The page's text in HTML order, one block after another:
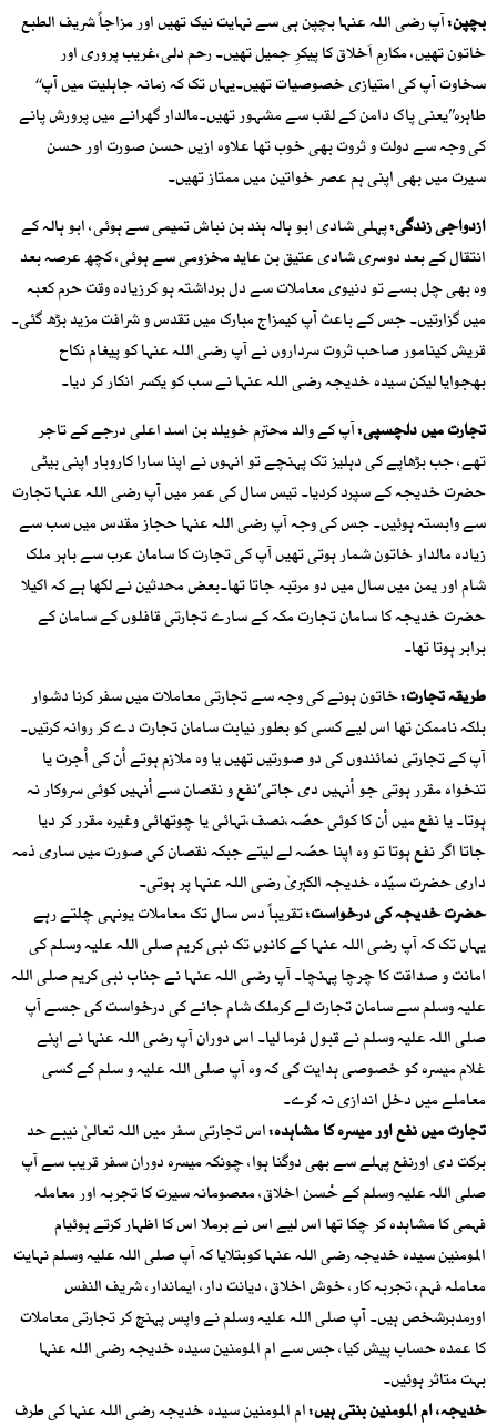
بچپن:آپ رضی اللہ عنہا بچپن ہی سے نہایت نیک تھیں اور مزاجاً شریف الطبع
خاتون تھیں، مکارمِ اَخلاق کا پیکرِ جمیل تھیں۔ رحم دلی،غریب پروری اور
سخاوت آپ کی امتیازی خصوصیات تھیں۔یہاں تک کہ زمانہ جاہلیت میں آپ‘‘
طاہرہ’’یعنی پاک دامن کے لقب سے مشہور تھیں۔مالدار گھرانے میں پرورش پانے
کی وجہ سے دولت و ثروت بھی خوب تھا علاوہ ازیں حسن صورت اور حسن
سیرت میں بھی اپنی ہم عصر خواتین میں ممتاز تھیں۔
ازدواجی زندگی:پہلی شادی ابو ہالہ ہند بن نباش تمیمی سے ہوئی، ابو ہالہ کے
انتقال کے بعد دوسری شادی عتیق بن عاید مخزومی سے ہوئی، کچھ عرصہ بعد
وہ بھی چل بسے تو دنیوی معاملات سے دل برداشتہ ہو کرزیادہ وقت حرم کعبہ
میں گزارتیں۔ جس کے باعث آپ کیمزاج مبارک میں تقدس و شرافت مزید بڑھ گئی۔
قریش کینامور صاحب ثروت سرداروں نے آپ رضی اللہ عنہا کو پیغام نکاح
بھجوایا لیکن سیدہ خدیجہ رضی اللہ عنہا نے سب کو یکسر انکار کر دیا۔
تجارت میں دلچسپی:آپ کے والد محترم خویلد بن اسد اعلی درجے کے تاجر
تھے، جب بڑھاپے کی دہلیز تک پہنچے تو انہوں نے اپنا سارا کاروبار اپنی بیٹی
حضرت خدیجہ کے سپرد کردیا۔ تیس سال کی عمر میں آپ رضی اللہ عنہا تجارت
سے وابستہ ہوئیں۔ جس کی وجہ آپ رضی اللہ عنہا حجاز مقدس میں سب سے
زیادہ مالدار خاتون شمار ہوتی تھیں آپ کی تجارت کا سامان عرب سے باہر ملک
شام اور یمن میں سال میں دو مرتبہ جاتا تھا۔بعض محدثین نے لکھا ہے کہ اکیلا
حضرت خدیجہ کا سامان تجارت مکہ کے سارے تجارتی قافلوں کے سامان کے
برابر ہوتا تھا۔
طریقہ تجارت:خاتون ہونے کی وجہ سے تجارتی معاملات میں سفر کرنا دشوار
بلکہ ناممکن تھا اس لیے کسی کو بطور نیابت سامان تجارت دے کر روانہ کرتیں۔
آپ کے تجارتی نمائندوں کی دو صورتیں تھیں یا وہ ملازم ہوتے اْن کی اْجرت یا
تنخواہ مقرر ہوتی جو اْنہیں دی جاتی’نفع و نقصان سے اْنہیں کوئی سروکار نہ
ہوتا۔ یا نفع میں اْن کا کوئی حصّہ،نصف،تہائی یا چوتھائی وغیرہ مقرر کر دیا
جاتا اگر نفع ہوتا تو وہ اپنا حصّہ لے لیتے جبکہ نقصان کی صورت میں ساری ذمہ
داری حضرت سیّدہ خدیجہ الکبریٰ رضی اللہ عنہا پر ہوتی۔
حضرت خدیجہ کی درخواست:تقریباً دس سال تک معاملات یونہی چلتے رہے
یہاں تک کہ آپ رضی اللہ عنہا کے کانوں تک نبی کریم صلی اللہ علیہ وسلم کی
امانت و صداقت کا چرچا پہنچا۔ آپ رضی اللہ عنہا نے جناب نبی کریم صلی اللہ
علیہ وسلم سے سامان تجارت لے کرملک شام جانے کی درخواست کی جسے آپ
صلی اللہ علیہ وسلم نے قبول فرما لیا۔ اس دوران آپ رضی اللہ عنہا نے اپنے
غلام میسرہ کو خصوصی ہدایت کی کہ وہ آپ صلی اللہ علیہ و سلم کے کسی
معاملے میں دخل اندازی نہ کرے۔
تجارت میں نفع اور میسرہ کا مشاہدہ:اس تجارتی سفر میں اللہ تعالیٰ نیبے حد
برکت دی اورنفع پہلے سے بھی دوگنا ہوا، چونکہ میسرہ دوران سفر قریب سے آپ
صلی اللہ علیہ وسلم کے حْسن اخلاق، معصومانہ سیرت کا تجربہ اور معاملہ
فہمی کا مشاہدہ کر چکا تھا اس لیے اس نے برملا اس کا اظہار کرتے ہوئیام
المومنین سیدہ خدیجہ رضی اللہ عنہا کوبتلایا کہ آپ صلی اللہ علیہ وسلم نہایت
معاملہ فہم، تجربہ کار، خوش اخلاق، دیانت دار، ایماندار، شریف النفس
اورمدبرشخص ہیں۔ آپ صلی اللہ علیہ وسلم نے واپس پہنچ کر تجارتی معاملات
کا عمدہ حساب پیش کیا، جس سے ام المومنین سیدہ خدیجہ رضی اللہ عنہا
بہت متاثر ہوئیں۔
خدیجہ، ام المومنین بنتی ہیں:ام المومنین سیدہ خدیجہ رضی اللہ عنہا کی طرف